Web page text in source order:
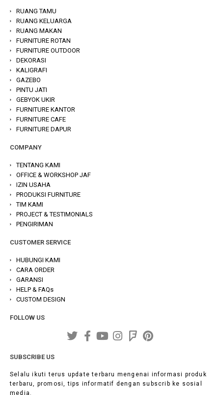
RUANG TAMU
RUANG KELUARGA
RUANG MAKAN
FURNITURE ROTAN
FURNITURE OUTDOOR
DEKORASI
KALIGRAFI
GAZEBO
PINTU JATI
GEBYOK UKIR
FURNITURE KANTOR
FURNITURE CAFE
FURNITURE DAPUR
COMPANY
TENTANG KAMI
OFFICE & WORKSHOP JAF
IZIN USAHA
PRODUKSI FURNITURE
TIM KAMI
PROJECT & TESTIMONIALS
PENGIRIMAN
CUSTOMER SERVICE
HUBUNGI KAMI
CARA ORDER
GARANSI
HELP & FAQs
CUSTOM DESIGN
FOLLOW US
SUBSCRIBE US
Selalu ikuti terus update terbaru mengenai informasi produk
terbaru, promosi, tips informatif dengan subscrib ke sosial
media.